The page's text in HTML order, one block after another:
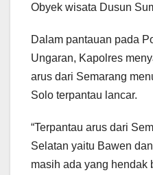
Obyek wisata Dusun
Dalam pantauan pada
Ungaran, Kapolres
arus dari Semarang
Solo terpantau lancar.
“Terpantau arus dari
Selatan yaitu Bawen
masih ada yang hendak